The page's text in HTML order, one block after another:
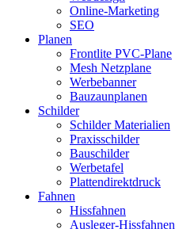
Online-Marketing
SEO
Planen
Frontlite PVC-Plane
Mesh Netzplane
Werbebanner
Bauzaunplanen
Schilder
Schilder Materialien
Praxisschilder
Bauschilder
Werbetafel
Plattendirektdruck
Fahnen
Hissfahnen
Ausleger-Hissfahnen